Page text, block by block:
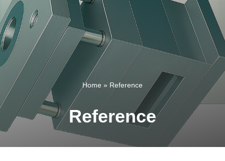
Home » Reference
Reference